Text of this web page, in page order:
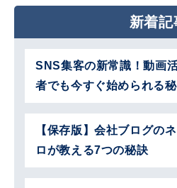
新着記
SNS集客の新常識！動画
者でも今すぐ始められる
【保存版】会社ブログの
ロが教える7つの秘訣